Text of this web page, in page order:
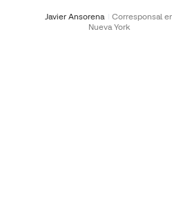
Javier Ansorena
Corresponsal
Nueva York